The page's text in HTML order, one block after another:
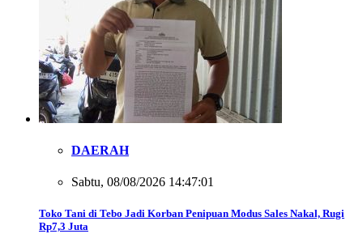
DAERAH
Sabtu, 08/08/2026 14:47:01
Toko Tani di Tebo Jadi Korban Penipuan Modus Sales Nakal, Rugi
Rp7,3 Juta